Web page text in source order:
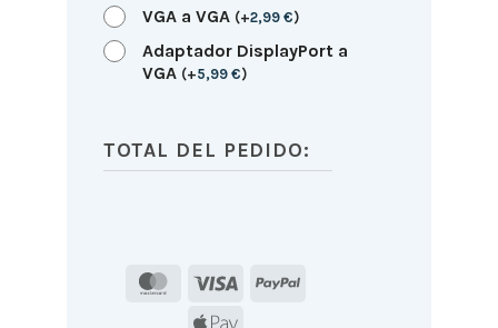
VGA a VGA (+2,99 €)
Adaptador DisplayPort a
VGA (+5,99 €)
TOTAL DEL PEDIDO:
MasterCard
Visa
PayPal
Apple